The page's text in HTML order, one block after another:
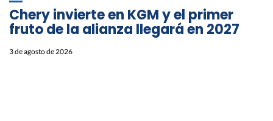
Chery invierte en KGM y el primer
fruto de la alianza llegará en 2027
3 de agosto de 2026